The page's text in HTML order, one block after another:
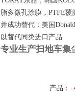
脂多微孔涂膜，PTFE覆
并成功替代：美 国
以替代同 类进口 产品
专业生产扫地车集
产品：